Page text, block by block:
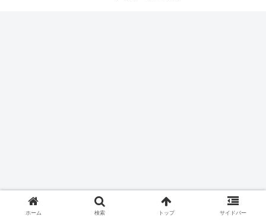
ホーム 検索 トップ サイドバー